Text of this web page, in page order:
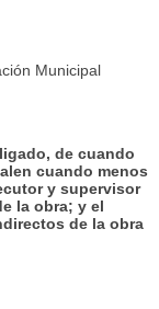
Municipal
de cuando
cuando menos
y supervisor
la obra; y el
de la obra